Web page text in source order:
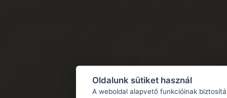
Oldalunk sütiket használ
A weboldal alapvető funkcióinak